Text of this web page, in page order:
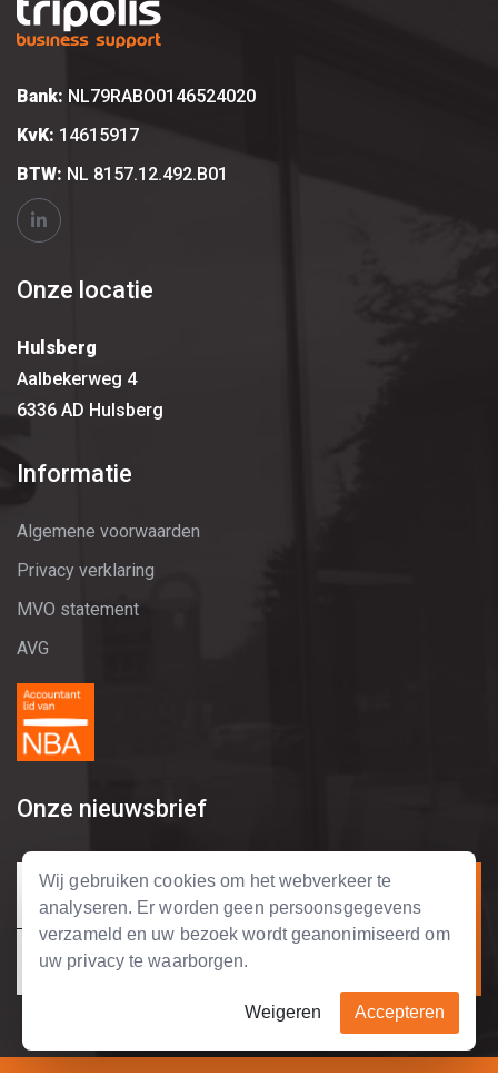
Wij gebruiken cookies om het webverkeer te
analyseren. Er worden geen persoonsgegevens
verzameld en uw bezoek wordt geanonimiseerd om
uw privacy te waarborgen.
Weigeren Accepteren
Bank: NL79RABO0146524020
KvK: 14615917
BTW: NL 8157.12.492.B01
Onze locatie
Hulsberg
Aalbekerweg 4
6336 AD Hulsberg
Informatie
Algemene voorwaarden
Privacy verklaring
MVO statement
AVG
Onze nieuwsbrief